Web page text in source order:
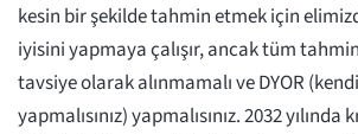
kesin bir şekilde tahmin etmek için
iyisini yapmaya çalışır, ancak tüm
tavsiye olarak alınmamalı ve DYOR
yapmalısınız) yapmalısınız. 2032